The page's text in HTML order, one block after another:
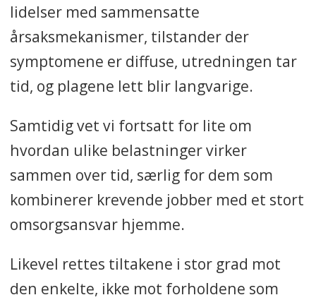
lidelser med sammensatte
årsaksmekanismer, tilstander der
symptomene er diffuse, utredningen tar
tid, og plagene lett blir langvarige.
Samtidig vet vi fortsatt for lite om
hvordan ulike belastninger virker
sammen over tid, særlig for dem som
kombinerer krevende jobber med et stort
omsorgsansvar hjemme.
Likevel rettes tiltakene i stor grad mot
den enkelte, ikke mot forholdene som